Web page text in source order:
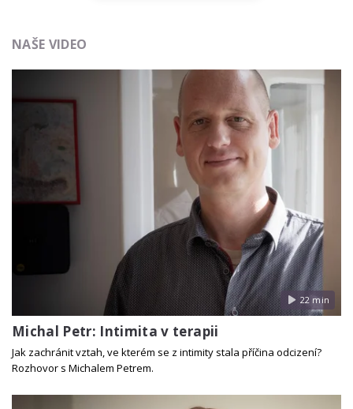
NAŠE VIDEO
22 min
Michal Petr: Intimita v terapii
Jak zachránit vztah, ve kterém se z intimity stala příčina odcizení?
Rozhovor s Michalem Petrem.